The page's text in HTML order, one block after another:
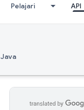
Pelajari API
Java